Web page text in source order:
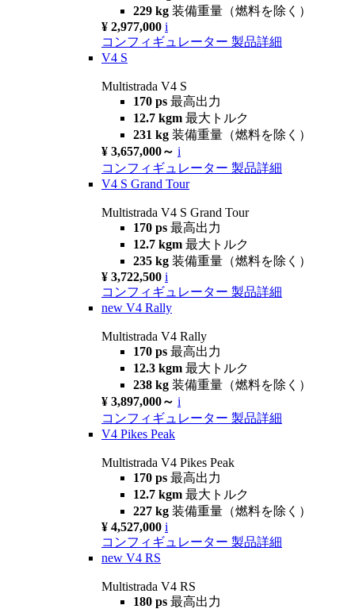
229 kg 装備重量（燃料を除く）
¥ 2,977,000 i
コンフィギュレーター 製品詳細
V4 S
Multistrada V4 S
170 ps 最高出力
12.7 kgm 最大トルク
231 kg 装備重量（燃料を除く）
¥ 3,657,000～ i
コンフィギュレーター 製品詳細
V4 S Grand Tour
Multistrada V4 S Grand Tour
170 ps 最高出力
12.7 kgm 最大トルク
235 kg 装備重量（燃料を除く）
¥ 3,722,500 i
コンフィギュレーター 製品詳細
new V4 Rally
Multistrada V4 Rally
170 ps 最高出力
12.3 kgm 最大トルク
238 kg 装備重量（燃料を除く）
¥ 3,897,000～ i
コンフィギュレーター 製品詳細
V4 Pikes Peak
Multistrada V4 Pikes Peak
170 ps 最高出力
12.7 kgm 最大トルク
227 kg 装備重量（燃料を除く）
¥ 4,527,000 i
コンフィギュレーター 製品詳細
new V4 RS
Multistrada V4 RS
180 ps 最高出力